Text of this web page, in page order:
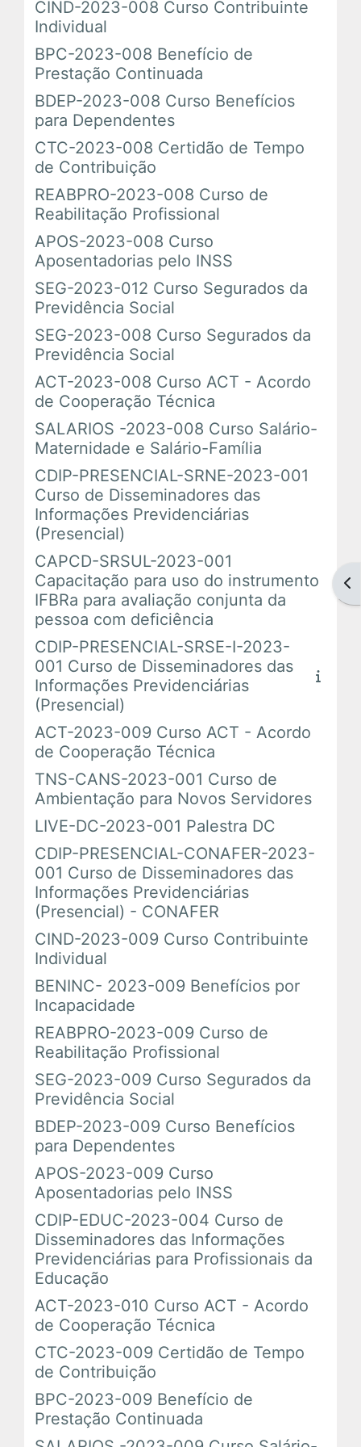
Em Andamento
Encerrados
Espaço das Superintendências
Trilhas de Aprendizagem
Ações Extracurriculares
Palestras
Próximas
Realizadas
Tutoriais
Comunidades Virtuais
CIND-2023-008 Curso Contribuinte
Individual
BPC-2023-008 Benefício de
Prestação Continuada
BDEP-2023-008 Curso Benefícios
para Dependentes
CTC-2023-008 Certidão de Tempo
de Contribuição
REABPRO-2023-008 Curso de
Reabilitação Profissional
APOS-2023-008 Curso
Aposentadorias pelo INSS
SEG-2023-012 Curso Segurados da
Previdência Social
SEG-2023-008 Curso Segurados da
Previdência Social
ACT-2023-008 Curso ACT - Acordo
de Cooperação Técnica
SALARIOS -2023-008 Curso Salário-
Maternidade e Salário-Família
CDIP-PRESENCIAL-SRNE-2023-001
Curso de Disseminadores das
Informações Previdenciárias
(Presencial)
CAPCD-SRSUL-2023-001
Capacitação para uso do instrumento
IFBRa para avaliação conjunta da
pessoa com deficiência
CDIP-PRESENCIAL-SRSE-I-2023-
001 Curso de Disseminadores das
Informações Previdenciárias
(Presencial)
ACT-2023-009 Curso ACT - Acordo
de Cooperação Técnica
TNS-CANS-2023-001 Curso de
Ambientação para Novos Servidores
LIVE-DC-2023-001 Palestra DC
CDIP-PRESENCIAL-CONAFER-2023-
001 Curso de Disseminadores das
Informações Previdenciárias
(Presencial) - CONAFER
CIND-2023-009 Curso Contribuinte
Individual
BENINC- 2023-009 Benefícios por
Incapacidade
REABPRO-2023-009 Curso de
Reabilitação Profissional
SEG-2023-009 Curso Segurados da
Previdência Social
BDEP-2023-009 Curso Benefícios
para Dependentes
APOS-2023-009 Curso
Aposentadorias pelo INSS
CDIP-EDUC-2023-004 Curso de
Disseminadores das Informações
Previdenciárias para Profissionais da
Educação
ACT-2023-010 Curso ACT - Acordo
de Cooperação Técnica
CTC-2023-009 Certidão de Tempo
de Contribuição
BPC-2023-009 Benefício de
Prestação Continuada